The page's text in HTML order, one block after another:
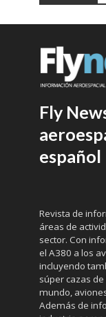
Fly
español
Revista de
áreas de
sector. Con
el A380 a los
incluyendo
súper cazas
mundo,
Además de